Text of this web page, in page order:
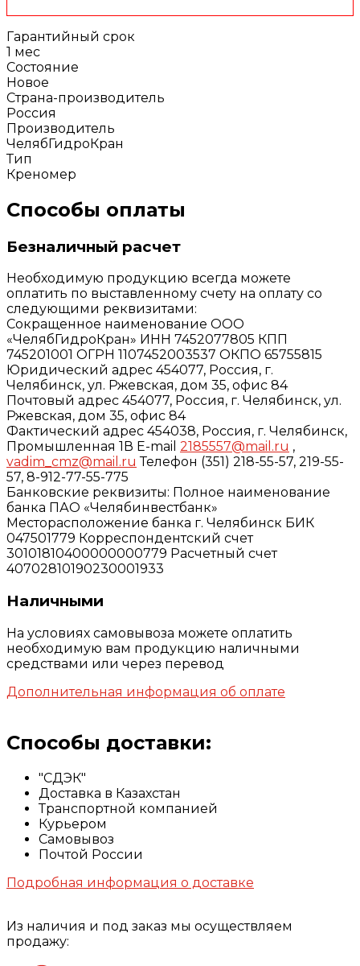
Гарантийный срок
1 мес
Состояние
Новое
Страна-производитель
Россия
Производитель
ЧелябГидроКран
Тип
Креномер
Способы оплаты
Безналичный расчет
Необходимую продукцию всегда можете
оплатить по выставленному счету на оплату со
следующими реквизитами:
Сокращенное наименование ООО
«ЧелябГидроКран» ИНН 7452077805 КПП
745201001 ОГРН 1107452003537 ОКПО 65755815
Юридический адрес 454077, Россия, г.
Челябинск, ул. Ржевская, дом 35, офис 84
Почтовый адрес 454077, Россия, г. Челябинск, ул.
Ржевская, дом 35, офис 84
Фактический адрес 454038, Россия, г. Челябинск,
Промышленная 1В E-mail 2185557@mail.ru ,
vadim_cmz@mail.ru Телефон (351) 218-55-57, 219-55-
57, 8-912-77-55-775
Банковские реквизиты: Полное наименование
банка ПАО «Челябинвестбанк»
Месторасположение банка г. Челябинск БИК
047501779 Корреспондентский счет
30101810400000000779 Расчетный счет
40702810190230001933
Наличными
На условиях самовывоза можете оплатить
необходимую вам продукцию наличными
средствами или через перевод
Дополнительная информация об оплате
Способы доставки:
"СДЭК"
Доставка в Казахстан
Транспортной компанией
Курьером
Самовывоз
Почтой России
Подробная информация о доставке
Из наличия и под заказ мы осуществляем
продажу: